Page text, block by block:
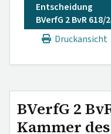
Entscheidung
BVerfG 2 BvR 618/
Druckansicht
BVerfG 2
Kammer